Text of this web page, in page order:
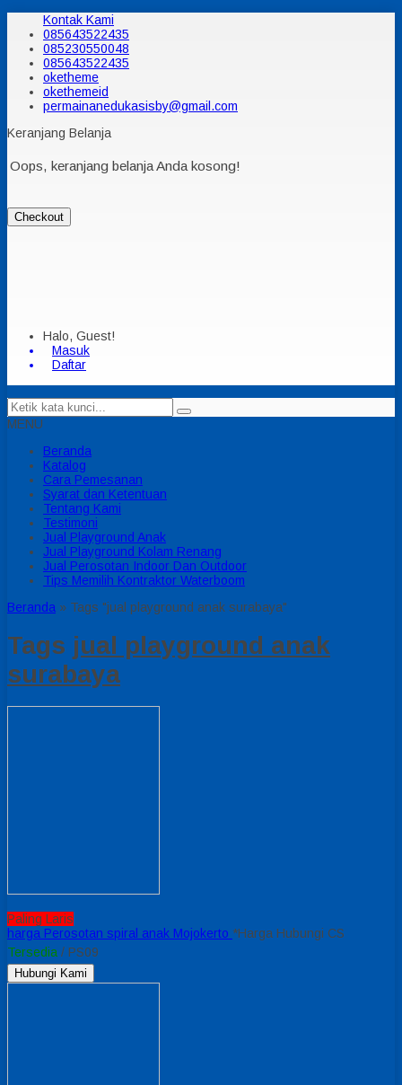
Kontak Kami
085643522435
085230550048
085643522435
oketheme
okethemeid
permainanedukasisby@gmail.com
Keranjang Belanja
Oops, keranjang belanja Anda kosong!
Checkout
Halo, Guest!
Masuk
Daftar
MENU
Beranda
Katalog
Cara Pemesanan
Syarat dan Ketentuan
Tentang Kami
Testimoni
Jual Playground Anak
Jual Playground Kolam Renang
Jual Perosotan Indoor Dan Outdoor
Tips Memilih Kontraktor Waterboom
Beranda » Tags "jual playground anak surabaya"
Tags jual playground anak
surabaya
Paling Laris
harga Perosotan spiral anak Mojokerto *Harga Hubungi CS
Tersedia / PS09
Hubungi Kami